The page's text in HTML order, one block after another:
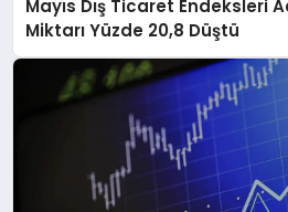
SIYASET
SPOR
Mayıs Dış Ticaret Endeksleri
Miktarı Yüzde 20,8 Düştü